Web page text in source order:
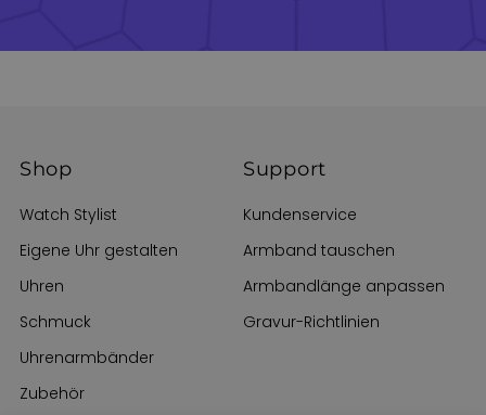
Shop
Watch Stylist
Eigene Uhr gestalten
Uhren
Schmuck
Uhrenarmbänder
Zubehör
Support
Kundenservice
Armband tauschen
Armbandlänge anpassen
Gravur-Richtlinien